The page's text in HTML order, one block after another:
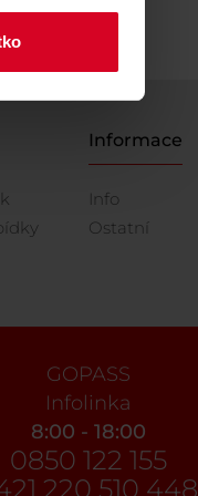
Informace
Info
Ostatní
GOPASS
Infolinka
8:00 - 18:00
0850 122 155
220 510 448